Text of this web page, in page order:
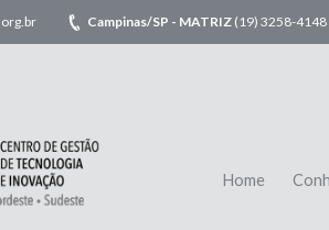
Campinas/SP - MATRIZ (19) 3258-4148
Home